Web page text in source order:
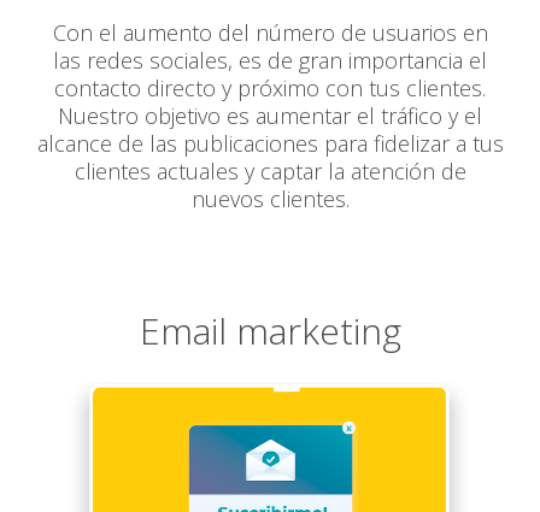
Con el aumento del número de usuarios en
las redes sociales, es de gran importancia el
contacto directo y próximo con tus clientes.
Nuestro objetivo es aumentar el tráfico y el
alcance de las publicaciones para fidelizar a tus
clientes actuales y captar la atención de
nuevos clientes.
Email marketing